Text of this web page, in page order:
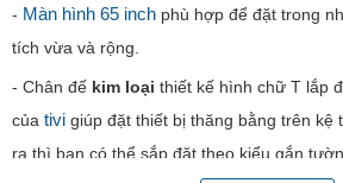
Tivi Samsung 4K 65 inch
dung 4K rực rỡ với bộ xử lý Crystal 4K,
Dynamic Crystal Color với 1 tỷ sắc màu